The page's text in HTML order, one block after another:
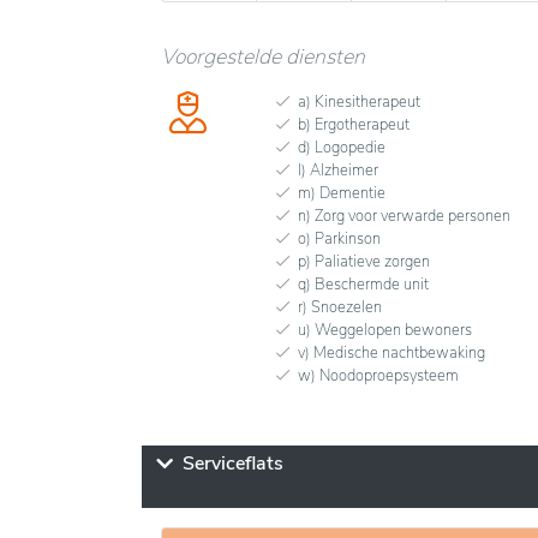
Voorgestelde diensten
a) Kinesitherapeut
b) Ergotherapeut
d) Logopedie
l) Alzheimer
m) Dementie
n) Zorg voor verwarde personen
o) Parkinson
p) Paliatieve zorgen
q) Beschermde unit
r) Snoezelen
u) Weggelopen bewoners
v) Medische nachtbewaking
w) Noodoproepsysteem
Serviceflats